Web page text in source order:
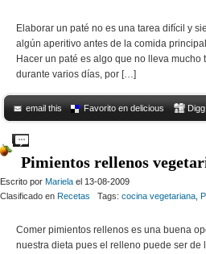
Elaborar un paté no es una tarea difícil y
algún aperitivo antes de la comida
Hacer un paté es algo que no lleva
durante varios días, por […]
email this Favorito en delicious Digg
Pimientos rellenos
Escrito por Mariela el 13-08-2009
Clasificado en Recetas Tags: cocina vegetariana
Comer pimientos rellenos es una buena
nuestra dieta pues el relleno puede ser